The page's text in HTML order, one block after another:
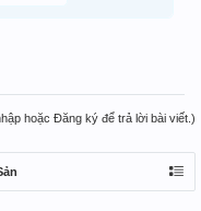
hoặc Đăng ký để trả lời bài viết.)